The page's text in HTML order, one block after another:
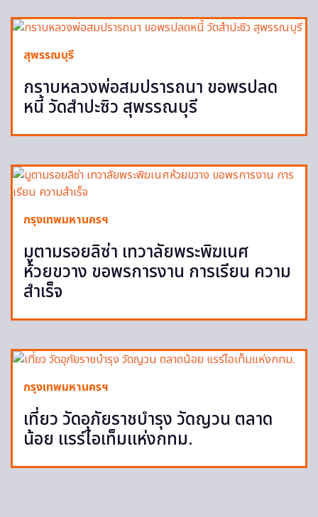
สุพรรณบุรี
กราบหลวงพ่อสมปรารถนา ขอพรปลด
หนี้ วัดสำปะซิว สุพรรณบุรี
กรุงเทพมหานครฯ
มูตามรอยลิซ่า เทวาลัยพระพิฆเนศ
ห้วยขวาง ขอพรการงาน การเรียน ความ
สำเร็จ
กรุงเทพมหานครฯ
เที่ยว วัดอุภัยราชบำรุง วัดญวน ตลาด
น้อย แรร์ไอเท็มแห่งกทม.